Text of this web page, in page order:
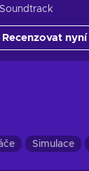
Soundtrack
Recenzovat nyní
Simulace